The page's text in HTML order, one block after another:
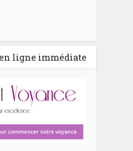
ligne immédiate